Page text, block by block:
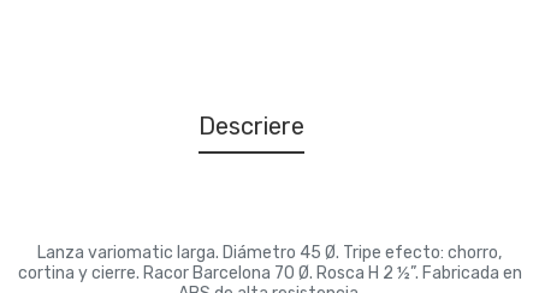
Descriere
Lanza variomatic larga. Diámetro 45 Ø. Tripe efecto: chorro,
cortina y cierre. Racor Barcelona 70 Ø. Rosca H 2 ½”. Fabricada en